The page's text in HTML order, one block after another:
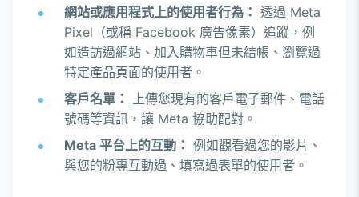
網站或應用程式上的使用者行為： 透過 Meta
Pixel（或稱 Facebook 廣告像素）追蹤，例
如造訪過網站、加入購物車但未結帳、瀏覽過
特定產品頁面的使用者。
客戶名單：
上傳您現有的客戶電子郵件、電話
號碼等資訊，讓 Meta 協助配對。
Meta 平台上的互動： 例如觀看過您的影片、
與您的粉專互動過、填寫過表單的使用者。